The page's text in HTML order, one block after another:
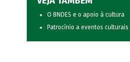
O BNDES e o apoio à cultura
Patrocínio a eventos culturais